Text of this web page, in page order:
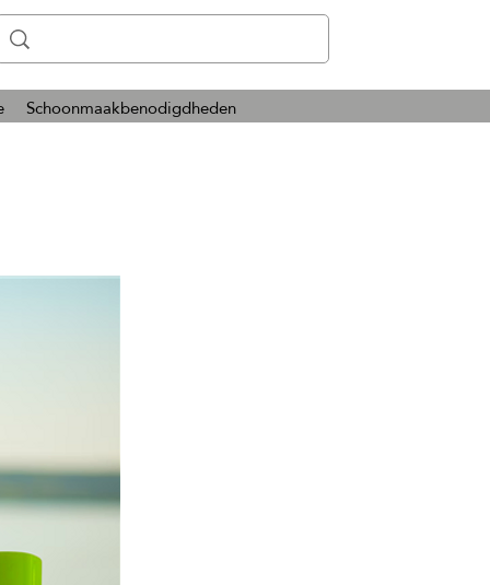
Schoonmaakbenodigdheden